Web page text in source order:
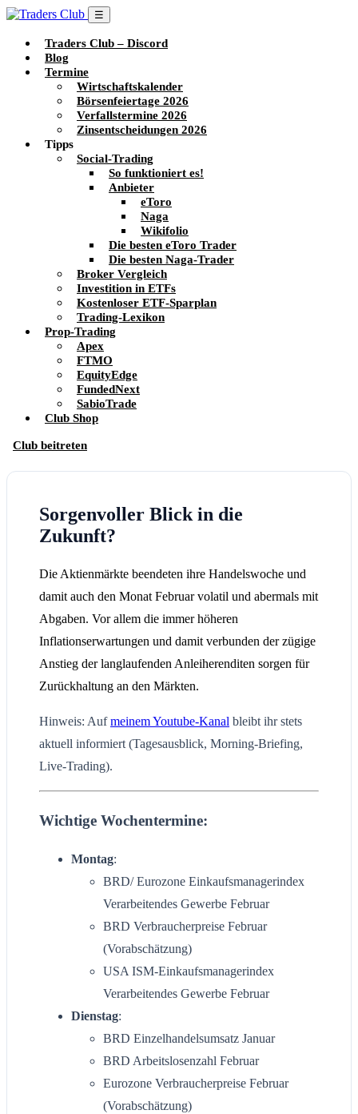
☰
Traders Club – Discord
Blog
Termine
Wirtschaftskalender
Börsenfeiertage 2026
Verfallstermine 2026
Zinsentscheidungen 2026
Tipps
Social-Trading
So funktioniert es!
Anbieter
eToro
Naga
Wikifolio
Die besten eToro Trader
Die besten Naga-Trader
Broker Vergleich
Investition in ETFs
Kostenloser ETF-Sparplan
Trading-Lexikon
Prop-Trading
Apex
FTMO
EquityEdge
FundedNext
SabioTrade
Club Shop
Club beitreten
Sorgenvoller Blick in die
Zukunft?
Die Aktienmärkte beendeten ihre Handelswoche und
damit auch den Monat Februar volatil und abermals mit
Abgaben. Vor allem die immer höheren
Inflationserwartungen und damit verbunden der zügige
Anstieg der langlaufenden Anleiherenditen sorgen für
Zurückhaltung an den Märkten.
Hinweis: Aufmeinem Youtube-Kanal bleibt ihr stets
aktuell informiert (Tagesausblick, Morning-Briefing,
Live-Trading).
Wichtige Wochentermine:
Montag:
BRD/ Eurozone Einkaufsmanagerindex
Verarbeitendes Gewerbe Februar
BRD Verbraucherpreise Februar
(Vorabschätzung)
USA ISM-Einkaufsmanagerindex
Verarbeitendes Gewerbe Februar
Dienstag:
BRD Einzelhandelsumsatz Januar
BRD Arbeitslosenzahl Februar
Eurozone Verbraucherpreise Februar
(Vorabschätzung)